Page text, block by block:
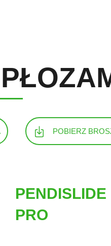
POBIERZ
PENDISLIDE
PRO